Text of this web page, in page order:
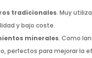
tradicionales. Muy
y bajo coste.
minerales. Como
perfectos para mejorar la